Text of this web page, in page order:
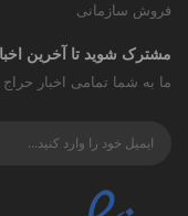
فروش سازمانی
مشترک شوید تا آخرین
ما به شما تمامی اخبار حراج